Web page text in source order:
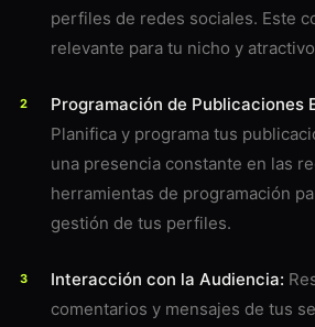
perfiles de redes sociales. Este
relevante para tu nicho y
Programación de Publicaciones
Planifica y programa tus
una presencia constante en las
herramientas de programación
gestión de tus perfiles.
Interacción con la Audiencia:
comentarios y mensajes de tus